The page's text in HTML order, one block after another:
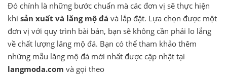
Đó chính là những bước chuẩn mà các đơn vị sẽ thực hiện
khi sản xuất và lăng mộ đá và lắp đặt. Lựa chọn được một
đơn vị với quy trình bài bản, bạn sẽ không cần phải lo lắng
về chất lượng lăng mộ đá. Bạn có thể tham khảo thêm
những mẫu lăng mộ đá mới nhất được cập nhật tại
langmoda.com và gọi theo